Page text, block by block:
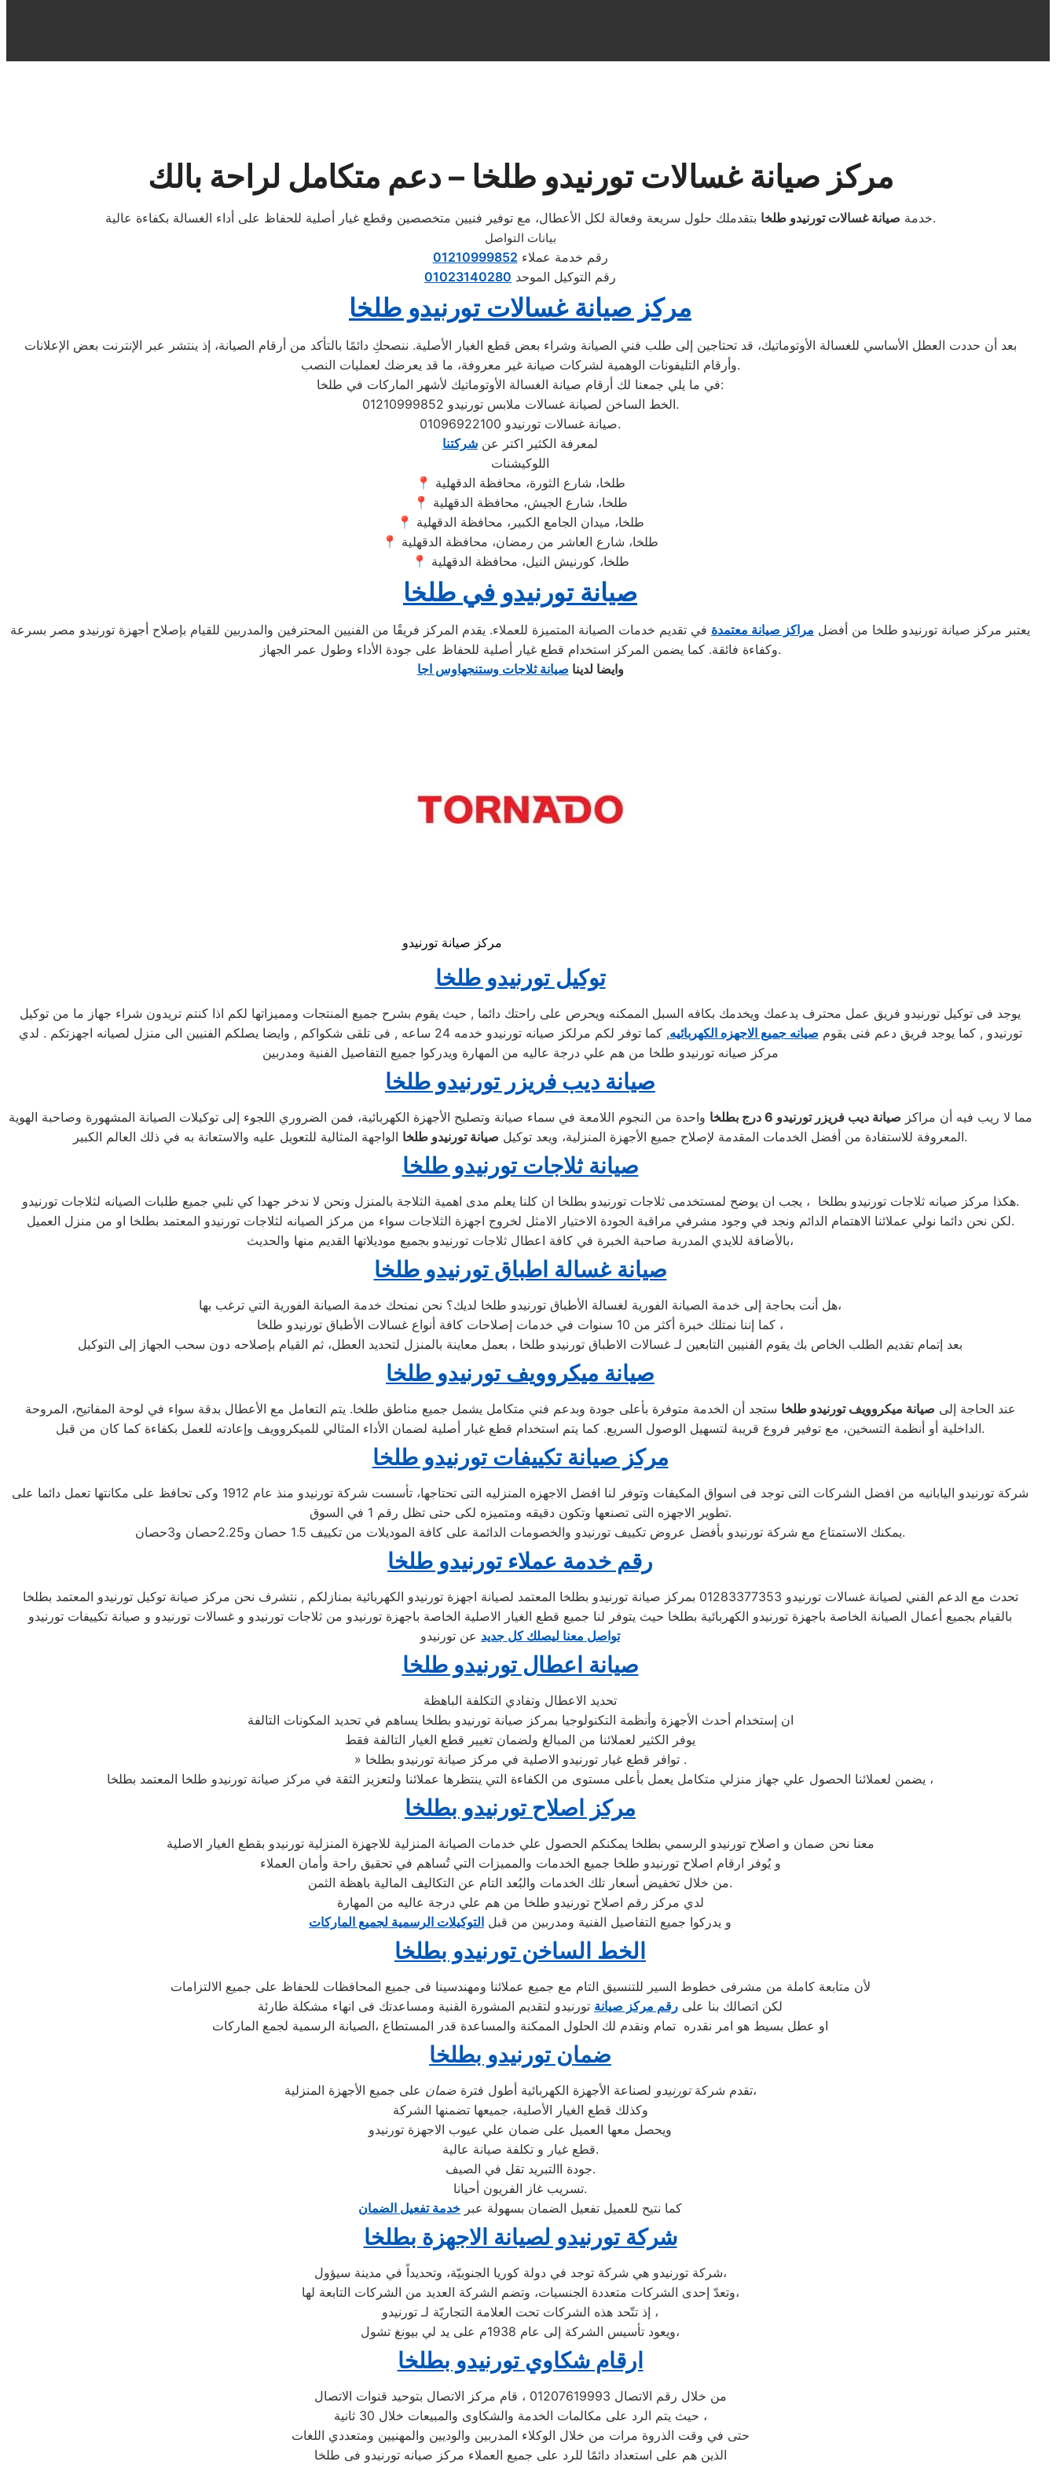
مركز صيانة غسالات تورنيدو طلخا – دعم متكامل لراحة بالك
خدمة صيانة غسالات تورنيدو طلخا بتقدملك حلول سريعة وفعالة لكل الأعطال، مع توفير فنيين متخصصين وقطع غيار أصلية للحفاظ على أداء الغسالة بكفاءة عالية.
بيانات التواصل
رقم خدمة عملاء 01210999852
رقم التوكيل الموحد 01023140280
مركز صيانة غسالات تورنيدو طلخا
بعد أن حددت العطل الأساسي للغسالة الأوتوماتيك، قد تحتاجين إلى طلب فني الصيانة وشراء بعض قطع الغيار الأصلية. ننصحكِ دائمًا بالتأكد من أرقام الصيانة، إذ ينتشر عبر الإنترنت بعض الإعلانات
وأرقام التليفونات الوهمية لشركات صيانة غير معروفة، ما قد يعرضك لعمليات النصب.
في ما يلي جمعنا لك أرقام صيانة الغسالة الأوتوماتيك لأشهر الماركات في طلخا:
الخط الساخن لصيانة غسالات ملابس تورنيدو 01210999852.
صيانة غسالات تورنيدو 01096922100.
لمعرفة الكثير اكتر عن شركتنا
اللوكيشنات
📍 طلخا، شارع الثورة، محافظة الدقهلية
📍 طلخا، شارع الجيش، محافظة الدقهلية
📍 طلخا، ميدان الجامع الكبير، محافظة الدقهلية
📍 طلخا، شارع العاشر من رمضان، محافظة الدقهلية
📍 طلخا، كورنيش النيل، محافظة الدقهلية
صيانة تورنيدو في طلخا
يعتبر مركز صيانة تورنيدو طلخا من أفضل مراكز صيانة معتمدة في تقديم خدمات الصيانة المتميزة للعملاء. يقدم المركز فريقًا من الفنيين المحترفين والمدربين للقيام بإصلاح أجهزة تورنيدو مصر بسرعة
وكفاءة فائقة. كما يضمن المركز استخدام قطع غيار أصلية للحفاظ على جودة الأداء وطول عمر الجهاز.
وايضا لدينا صيانة ثلاجات وستنجهاوس اجا
مركز صيانة تورنيدو
توكيل تورنيدو طلخا
يوجد فى توكيل تورنيدو فريق عمل محترف يدعمك ويخدمك بكافه السبل الممكنه ويحرص على راحتك دائما , حيث يقوم بشرح جميع المنتجات ومميزاتها لكم اذا كنتم تريدون شراء جهاز ما من توكيل
تورنيدو , كما يوجد فريق دعم فنى يقوم صيانه جميع الاجهزه الكهربائيه
, كما توفر لكم مرلكز صيانه تورنيدو خدمه 24 ساعه , فى تلقى شكواكم , وايضا يصلكم الفنيين الى منزل لصيانه اجهزتكم . لدي
مركز صيانه تورنيدو طلخا من هم علي درجة عاليه من المهارة ويدركوا جميع التفاصيل الفنية ومدربين
صيانة ديب فريزر تورنيدو طلخا
مما لا ريب فيه أن مراكز صيانة ديب فريزر تورنيدو 6 درج بطلخا
واحدة من النجوم اللامعة في سماء صيانة وتصليح الأجهزة الكهربائية، فمن الضروري اللجوء إلى توكيلات الصيانة المشهورة وصاحبة الهوية
المعروفة للاستفادة من أفضل الخدمات المقدمة لإصلاح جميع الأجهزة المنزلية، ويعد توكيل صيانة تورنيدو طلخا الواجهة المثالية للتعويل عليه والاستعانة به في ذلك العالم الكبير.
صيانة ثلاجات تورنيدو طلخا
هكذا مركز صيانه ثلاجات تورنيدو بطلخا ، يجب ان يوضح لمستخدمى ثلاجات تورنيدو بطلخا ان كلنا يعلم مدى اهمية الثلاجة بالمنزل ونحن لا ندخر جهدا كي نلبي جميع طلبات الصيانه لثلاجات تورنيدو.
لكن نحن دائما نولي عملائنا الاهتمام الدائم ونجد في وجود مشرفي مراقبة الجودة الاختيار الامثل لخروج اجهزة الثلاجات سواء من مركز الصيانه لثلاجات تورنيدو المعتمد بطلخا او من منزل العميل.
بالأضافة للايدي المدربة صاحبة الخبرة في كافة اعطال ثلاجات تورنيدو بجميع موديلاتها القديم منها والحديث،
صيانة غسالة اطباق تورنيدو طلخا
هل أنت بحاجة إلى خدمة الصيانة الفورية لغسالة الأطباق تورنيدو طلخا لديك؟ نحن نمنحك خدمة الصيانة الفورية التي ترغب بها،
كما إننا نمتلك خبرة أكثر من 10 سنوات في خدمات إصلاحات كافة أنواع غسالات الأطباق تورنيدو طلخا ،
بعد إتمام تقديم الطلب الخاص بك يقوم الفنيين التابعين لـ غسالات الاطباق تورنيدو طلخا ، بعمل معاينة بالمنزل لتحديد العطل، ثم القيام بإصلاحه دون سحب الجهاز إلى التوكيل
صيانة ميكروويف تورنيدو طلخا
عند الحاجة إلى صيانة ميكروويف تورنيدو طلخا ستجد أن الخدمة متوفرة بأعلى جودة وبدعم فني متكامل يشمل جميع مناطق طلخا. يتم التعامل مع الأعطال بدقة سواء في لوحة المفاتيح، المروحة
الداخلية أو أنظمة التسخين، مع توفير فروع قريبة لتسهيل الوصول السريع. كما يتم استخدام قطع غيار أصلية لضمان الأداء المثالي للميكروويف وإعادته للعمل بكفاءة كما كان من قبل.
مركز صيانة تكييفات تورنيدو طلخا
شركة تورنيدو اليابانيه من افضل الشركات التى توجد فى اسواق المكيفات وتوفر لنا افضل الاجهزه المنزليه التى تحتاجها، تأسست شركة تورنيدو منذ عام 1912 وكى تحافظ على مكانتها تعمل دائما على
تطوير الاجهزه التى تصنعها وتكون دقيقه ومتميزه لكى حتى تظل رقم 1 في السوق.
يمكنك الاستمتاع مع شركة تورنيدو بأفضل عروض تكييف تورنيدو والخصومات الدائمة على كافة الموديلات من تكييف 1.5 حصان و2.25حصان و3حصان.
رقم خدمة عملاء تورنيدو طلخا
تحدث مع الدعم الفني لصيانة غسالات تورنيدو 01283377353 بمركز صيانة تورنيدو بطلخا المعتمد لصيانة اجهزة تورنيدو الكهربائية بمنازلكم , نتشرف نحن مركز صيانة توكيل تورنيدو المعتمد بطلخا
بالقيام بجميع أعمال الصيانة الخاصة باجهزة تورنيدو الكهربائية بطلخا حيث يتوفر لنا جميع قطع الغيار الاصلية الخاصة باجهزة تورنيدو من ثلاجات تورنيدو و غسالات تورنيدو و صيانة تكييفات تورنيدو
تواصل معنا ليصلك كل جديد عن تورنيدو
صيانة اعطال تورنيدو طلخا
تحديد الاعطال وتفادي التكلفة الباهظة
ان إستخدام أحدث الأجهزة وأنظمة التكنولوجيا بمركز صيانة تورنيدو بطلخا يساهم في تحديد المكونات التالفة
يوفر الكثير لعملائنا من المبالغ ولضمان تغيير قطع الغيار التالفة فقط
» توافر قطع غيار تورنيدو الاصلية في مركز صيانة تورنيدو بطلخا .
يضمن لعملائنا الحصول علي جهاز منزلي متكامل يعمل بأعلى مستوى من الكفاءة التي ينتظرها عملائنا ولتعزيز الثقة في مركز صيانة تورنيدو طلخا المعتمد بطلخا ،
مركز اصلاح تورنيدو بطلخا
معنا نحن ضمان و اصلاح تورنيدو الرسمي بطلخا يمكنكم الحصول علي خدمات الصيانة المنزلية للاجهزة المنزلية تورنيدو بقطع الغيار الاصلية
و يُوفر ارقام اصلاح تورنيدو طلخا جميع الخدمات والمميزات التي تُساهم في تحقيق راحة وأمان العملاء
من خلال تخفيض أسعار تلك الخدمات والبُعد التام عن التكاليف المالية باهظة الثمن.
لدي مركز رقم اصلاح تورنيدو طلخا من هم علي درجة عاليه من المهارة
و يدركوا جميع التفاصيل الفنية ومدربين من قبل التوكيلات الرسمية لجميع الماركات
الخط الساخن تورنيدو بطلخا
لأن متابعة كاملة من مشرفى خطوط السير للتنسيق التام مع جميع عملائنا ومهندسينا فى جميع المحافظات للحفاظ على جميع الالتزامات
لكن اتصالك بنا على رقم مركز صيانة تورنيدو لتقديم المشورة القنية ومساعدتك فى انهاء مشكلة طارئة
او عطل بسيط هو امر نقدره تمام ونقدم لك الحلول الممكنة والمساعدة قدر المستطاع ،الصيانة الرسمية لجمع الماركات
ضمان تورنيدو بطلخا
تقدم شركةتورنيدو لصناعة الأجهزة الكهربائية أطول فترةضمان
على جميع الأجهزة المنزلية،
وكذلك قطع الغيار الأصلية، جميعها تضمنها الشركة
ويحصل معها العميل على ضمان علي عيوب الاجهزة تورنيدو
قطع غيار و تكلفة صيانة عالية.
جودة االتبريد تقل في الصيف.
تسريب غاز الفريون أحيانا.
كما نتيح للعميل تفعيل الضمان بسهولة عبر خدمة تفعيل الضمان
شركة تورنيدو لصيانة الاجهزة بطلخا
شركة تورنيدو هي شركة توجد في دولة كوريا الجنوبيّة، وتحديداً في مدينة سيؤول،
وتعدّ إحدى الشركات متعددة الجنسيات، وتضم الشركة العديد من الشركات التابعة لها،
إذ تتّحد هذه الشركات تحت العلامة التجاريّة لـ تورنيدو ،
ويعود تأسيس الشركة إلى عام 1938م على يد لي بيونغ تشول،
ارقام شكاوي تورنيدو بطلخا
من خلال رقم الاتصال 01207619993 ، قام مركز الاتصال بتوحيد قنوات الاتصال
حيث يتم الرد على مكالمات الخدمة والشكاوى والمبيعات خلال 30 ثانية ،
حتى في وقت الذروة مرات من خلال الوكلاء المدربين والوديين والمهنيين ومتعددي اللغات
الذين هم على استعداد دائمًا للرد على جميع العملاء مركز صيانه تورنيدو فى طلخا